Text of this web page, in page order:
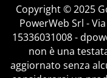
Copyright © 2025
PowerWeb Srl -
15336031008 -
non è una
aggiornato senza